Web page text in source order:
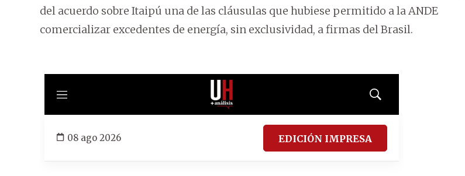
del acuerdo sobre Itaipú una de las cláusulas que hubiese permitido a la ANDE
comercializar excedentes de energía, sin exclusividad, a firmas del Brasil.